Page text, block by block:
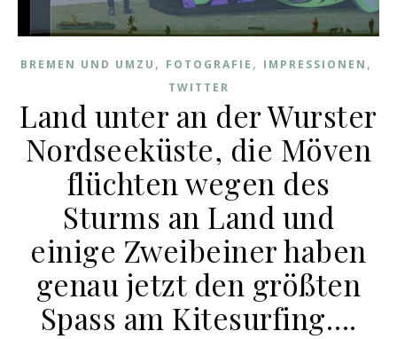
BREMEN UND UMZU , FOTOGRAFIE , IMPRESSIONEN ,
TWITTER
Land unter an der Wurster
Nordseeküste, die Möven
flüchten wegen des
Sturms an Land und
einige Zweibeiner haben
genau jetzt den größten
Spass am Kitesurfing….